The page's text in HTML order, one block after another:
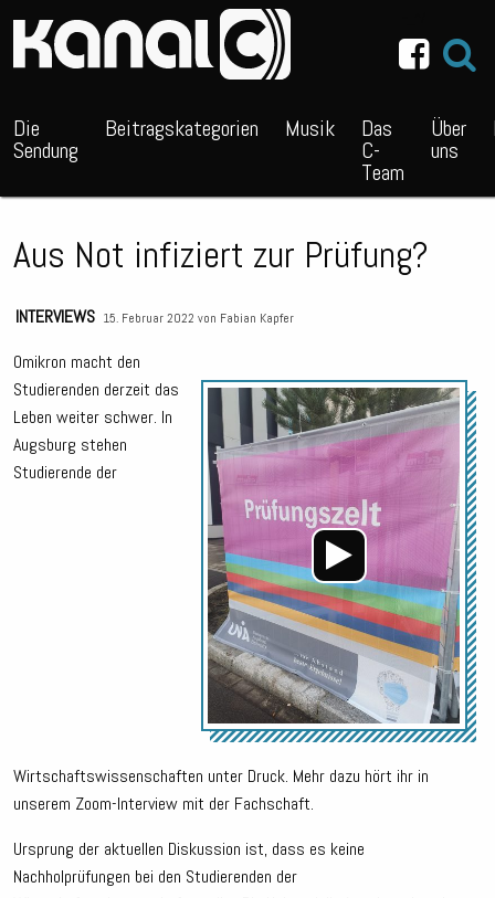
Die
Sendung
Beitragskategorien Musik Das
C-
Team
Über
uns
Aus Not infiziert zur Prüfung?
INTERVIEWS 15. Februar 2022 von Fabian Kapfer
Omikron macht den
Studierenden derzeit das
Leben weiter schwer. In
Augsburg stehen
Studierende der
Wirtschaftswissenschaften unter Druck. Mehr dazu hört ihr in
unserem Zoom-Interview mit der Fachschaft.
Ursprung der aktuellen Diskussion ist, dass es keine
Nachholprüfungen bei den Studierenden der